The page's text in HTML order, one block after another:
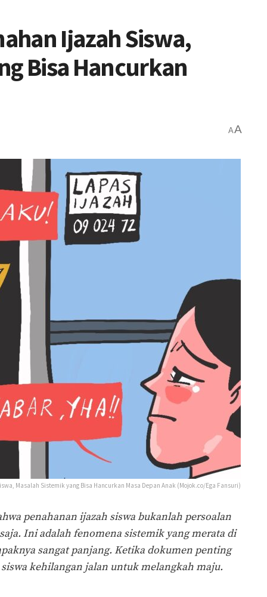
Ijazah Siswa,
Bisa Hancurkan
AA
Masalah Sistemik yang Bisa Hancurkan Masa Depan Anak (Mojok.co/Ega Fansuri)
penahanan ijazah siswa bukanlah persoalan
Ini adalah fenomena sistemik yang merata di
sangat panjang. Ketika dokumen penting
kehilangan jalan untuk melangkah maju.